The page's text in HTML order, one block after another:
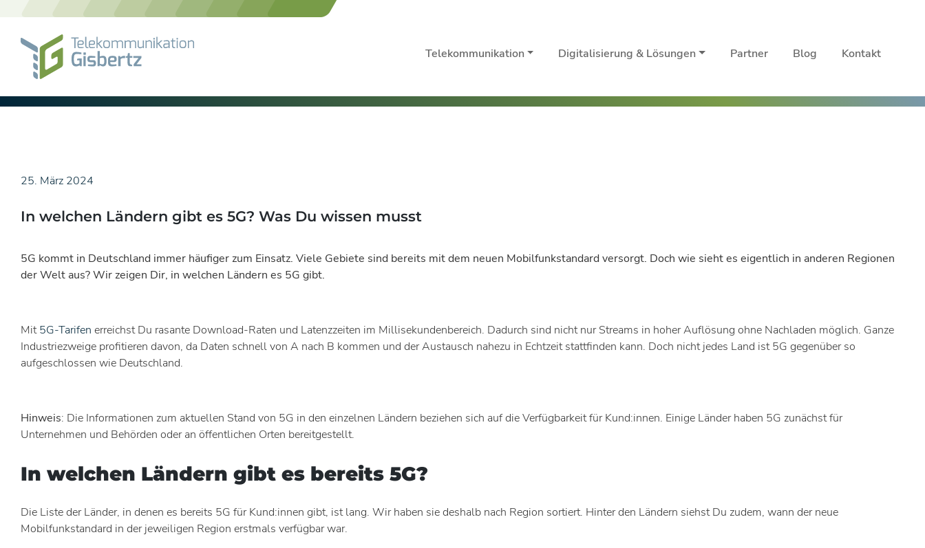
Skip
Telekommunikation Digitalisierung & Lösungen Partner Blog Kontakt
25. März 2024
In welchen Ländern gibt es 5G? Was Du wissen musst
5G kommt in Deutschland immer häufiger zum Einsatz. Viele Gebiete sind bereits mit dem neuen Mobilfunkstandard versorgt. Doch wie sieht es eigentlich in anderen Regionen
der Welt aus? Wir zeigen Dir, in welchen Ländern es 5G gibt.
Mit5G-Tarifen erreichst Du rasante Download-Raten und Latenzzeiten im Millisekundenbereich. Dadurch sind nicht nur Streams in hoher Auflösung ohne Nachladen möglich. Ganze
Industriezweige profitieren davon, da Daten schnell von A nach B kommen und der Austausch nahezu in Echtzeit stattfinden kann. Doch nicht jedes Land ist 5G gegenüber so
aufgeschlossen wie Deutschland.
Hinweis: Die Informationen zum aktuellen Stand von 5G in den einzelnen Ländern beziehen sich auf die Verfügbarkeit für Kund:innen. Einige Länder haben 5G zunächst für
Unternehmen und Behörden oder an öffentlichen Orten bereitgestellt.
In welchen Ländern gibt es bereits 5G?
Die Liste der Länder, in denen es bereits 5G für Kund:innen gibt, ist lang. Wir haben sie deshalb nach Region sortiert. Hinter den Ländern siehst Du zudem, wann der neue
Mobilfunkstandard in der jeweiligen Region erstmals verfügbar war.